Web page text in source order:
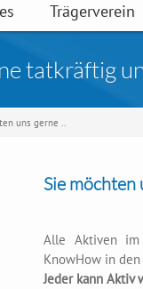
Trägerverein
tatkräftig
uns gerne ..
Sie
Alle Aktiven im
KnowHow in
Jeder kann Aktiv